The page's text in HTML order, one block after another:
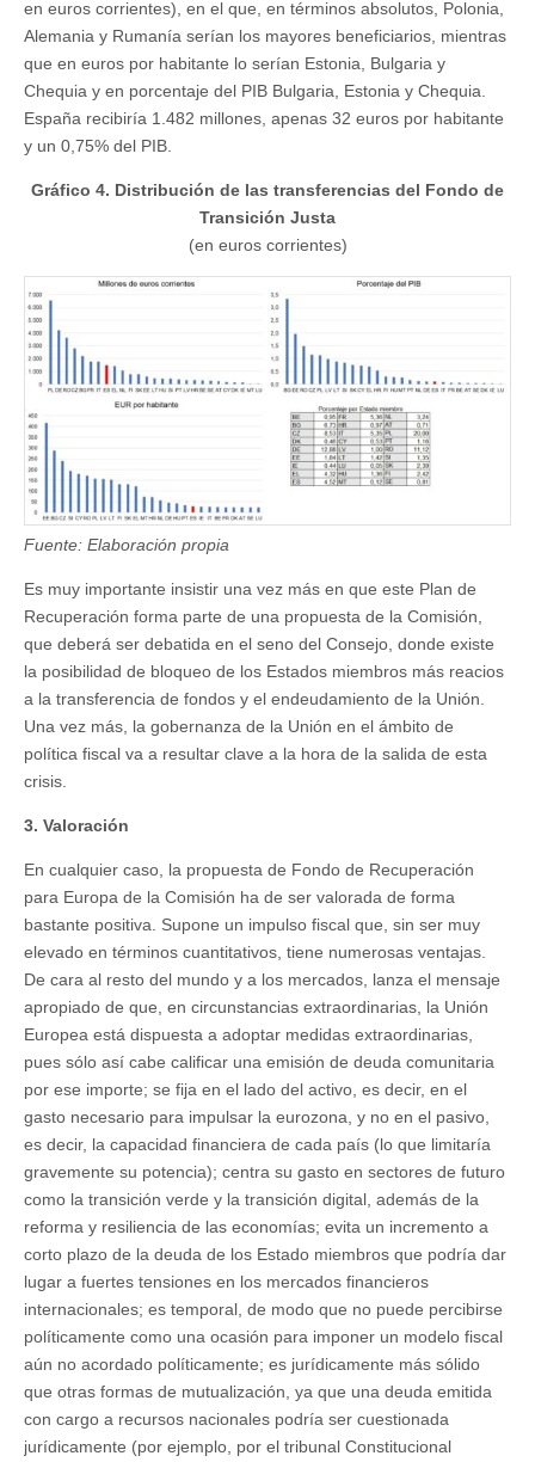
en euros corrientes), en el que, en términos absolutos, Polonia,
Alemania y Rumanía serían los mayores beneficiarios, mientras
que en euros por habitante lo serían Estonia, Bulgaria y
Chequia y en porcentaje del PIB Bulgaria, Estonia y Chequia.
España recibiría 1.482 millones, apenas 32 euros por habitante
y un 0,75% del PIB.
Gráfico 4. Distribución de las transferencias del Fondo de
Transición Justa
(en euros corrientes)
Fuente: Elaboración propia
Es muy importante insistir una vez más en que este Plan de
Recuperación forma parte de una propuesta de la Comisión,
que deberá ser debatida en el seno del Consejo, donde existe
la posibilidad de bloqueo de los Estados miembros más reacios
a la transferencia de fondos y el endeudamiento de la Unión.
Una vez más, la gobernanza de la Unión en el ámbito de
política fiscal va a resultar clave a la hora de la salida de esta
crisis.
3. Valoración
En cualquier caso, la propuesta de Fondo de Recuperación
para Europa de la Comisión ha de ser valorada de forma
bastante positiva. Supone un impulso fiscal que, sin ser muy
elevado en términos cuantitativos, tiene numerosas ventajas.
De cara al resto del mundo y a los mercados, lanza el mensaje
apropiado de que, en circunstancias extraordinarias, la Unión
Europea está dispuesta a adoptar medidas extraordinarias,
pues sólo así cabe calificar una emisión de deuda comunitaria
por ese importe; se fija en el lado del activo, es decir, en el
gasto necesario para impulsar la eurozona, y no en el pasivo,
es decir, la capacidad financiera de cada país (lo que limitaría
gravemente su potencia); centra su gasto en sectores de futuro
como la transición verde y la transición digital, además de la
reforma y resiliencia de las economías; evita un incremento a
corto plazo de la deuda de los Estado miembros que podría dar
lugar a fuertes tensiones en los mercados financieros
internacionales; es temporal, de modo que no puede percibirse
políticamente como una ocasión para imponer un modelo fiscal
aún no acordado políticamente; es jurídicamente más sólido
que otras formas de mutualización, ya que una deuda emitida
con cargo a recursos nacionales podría ser cuestionada
jurídicamente (por ejemplo, por el tribunal Constitucional